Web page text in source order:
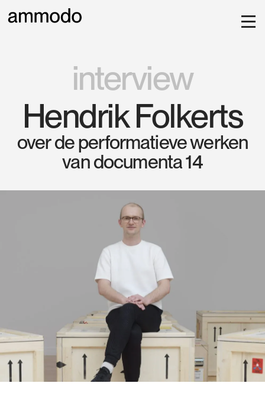
interview
Hendrik Folkerts
over de performatieve werken
van documenta 14